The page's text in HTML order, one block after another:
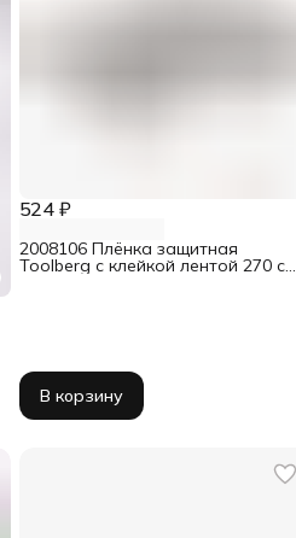
524 ₽
2008106 Плёнка защитная
Toolberg с клейкой лентой 270 см
В корзину